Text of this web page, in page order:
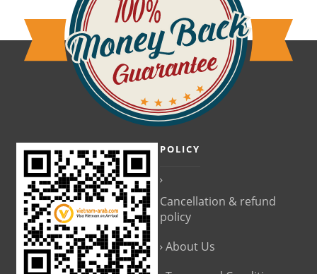
POLICY
Cancellation & refund
policy
About Us